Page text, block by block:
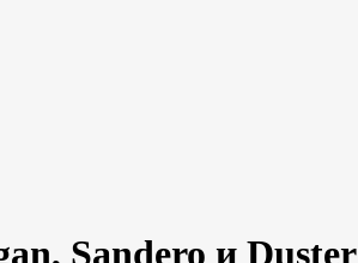
Sandero и Duster